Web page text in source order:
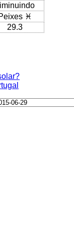
♓
29.3
06-29